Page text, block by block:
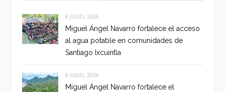
6 JULIO, 2026
Miguel Ángel Navarro fortalece el acceso
al agua potable en comunidades de
Santiago Ixcuintla
6 JULIO, 2026
Miguel Ángel Navarro fortalece el